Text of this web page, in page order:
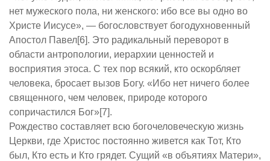
нет мужеского пола, ни женского: ибо все вы одно во
Христе Иисусе», — богословствует богодухновенный
Апостол Павел[6]. Это радикальный переворот в
области антропологии, иерархии ценностей и
восприятия этоса. С тех пор всякий, кто оскорбляет
человека, бросает вызов Богу. «Ибо нет ничего более
священного, чем человек, природе которого
сопричастился Бог»[7].
Рождество составляет всю богочеловеческую жизнь
Церкви, где Христос постоянно живется как Тот, Кто
был, Кто есть и Кто грядет. Сущий «в объятиях Матери»,